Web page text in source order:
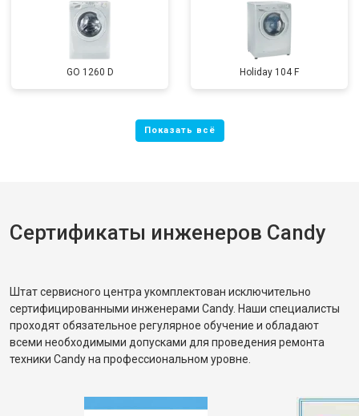
GO 1260 D Holiday 104 F
Сертификаты инженеров Candy
Штат сервисного центра укомплектован исключительно
сертифицированными инженерами Candy. Наши специалисты
проходят обязательное регулярное обучение и обладают
всеми необходимыми допусками для проведения ремонта
техники Candy на профессиональном уровне.